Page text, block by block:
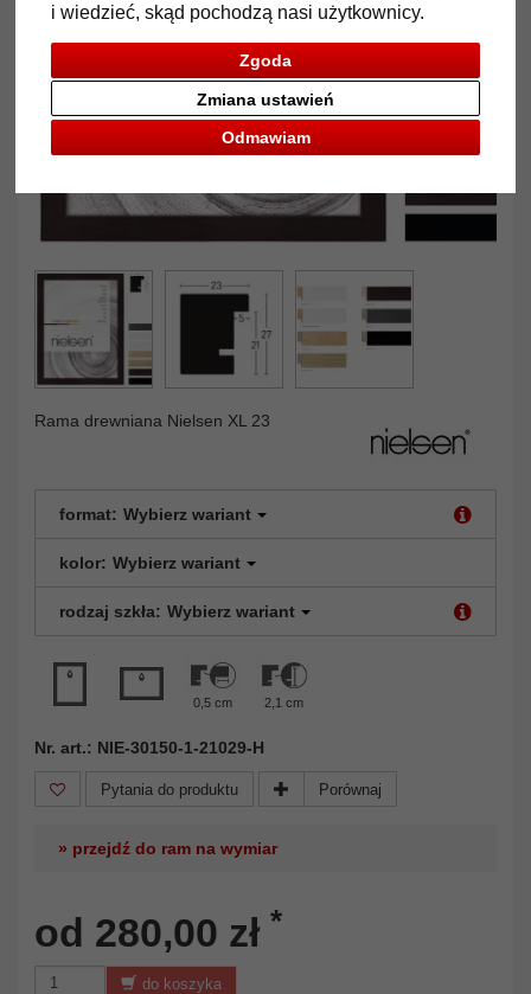
i wiedzieć, skąd pochodzą nasi użytkownicy.
Zgoda
Odmawiam
Zmiana ustawień
Rama drewniana Nielsen XL 23
format: Wybierz wariant
kolor: Wybierz wariant
rodzaj szkła: Wybierz wariant
0,5 cm 2,1 cm
Nr. art.: NIE-30150-1-21029-H
Pytania do produktu Porównaj
» przejdź do ram na wymiar
od 280,00 zł *
do koszyka